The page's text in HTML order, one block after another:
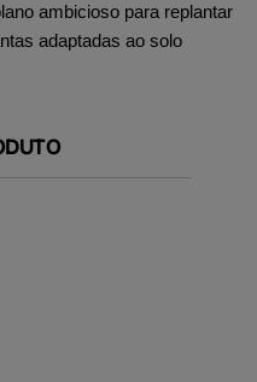
ambicioso para replantar
adaptadas ao solo